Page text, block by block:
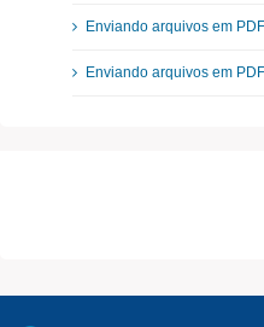
Enviando arquivos em
Enviando arquivos em